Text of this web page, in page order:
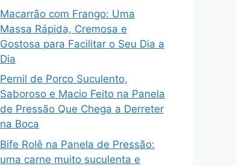
Macarrão com Frango: Uma
Massa Rápida, Cremosa e
Gostosa para Facilitar o Seu Dia a
Dia
Pernil de Porco Suculento,
Saboroso e Macio Feito na Panela
de Pressão Que Chega a Derreter
na Boca
Bife Rolê na Panela de Pressão:
uma carne muito suculenta e